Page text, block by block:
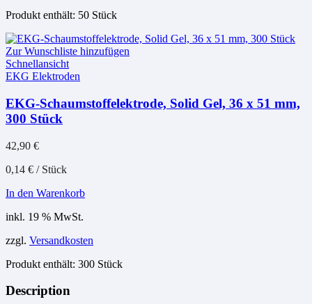
Produkt enthält: 50 Stück
Zur Wunschliste hinzufügen
Schnellansicht
EKG Elektroden
EKG-Schaumstoffelektrode, Solid Gel, 36 x 51 mm,
300 Stück
42,90 €
0,14 € / Stück
In den Warenkorb
inkl. 19 % MwSt.
zzgl. Versandkosten
Produkt enthält: 300 Stück
Description